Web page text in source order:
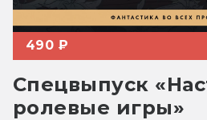
490 ₽
Спецвыпуск
ролевые игры»